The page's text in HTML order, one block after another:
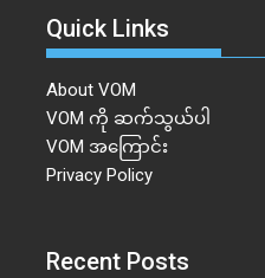
Quick Links
About VOM
VOM ကို ဆက်သွယ်ပါ
VOM အကြောင်း
Privacy Policy
Recent Posts